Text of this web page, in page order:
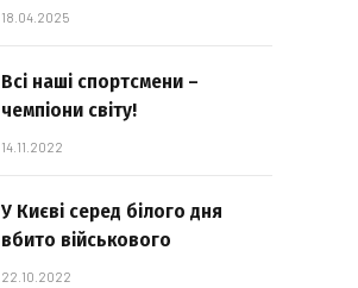
18.04.2025
Всі наші спортсмени –
чемпіони світу!
14.11.2022
У Києві серед білого дня
вбито військового
22.10.2022